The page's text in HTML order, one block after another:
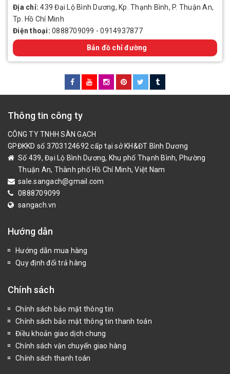
Địa chỉ:439 Đại Lộ Bình Dương, Kp. Thạnh Bình, P. Thuận An,
Tp. Hồ Chí Minh
Điện thoại: 0888709099 -0914937877
Bản đồ chỉ đường
Thông tin công ty
CÔNG TY TNHH SÀN GẠCH
GPĐKKD số 3703124692 cấp tại sở KH&ĐT Bình Dương
Số 439, Đại Lộ Bình Dương, Khu phố Thạnh Bình, Phường
Thuận An, Thành phố Hồ Chí Minh, Việt Nam
sale.sangach@gmail.com
0888709099
sangach.vn
Hướng dẫn
Hướng dẫn mua hàng
Quy định đổi trả hàng
Chính sách
Chính sách bảo mật thông tin
Chính sách bảo mật thông tin thanh toán
Điều khoản giao dịch chung
Chính sách vận chuyển giao hàng
Chính sách thanh toán